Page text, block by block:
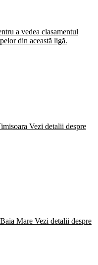
a vedea clasamentul
din această ligă.
Vezi detalii despre
Mare Vezi detalii despre